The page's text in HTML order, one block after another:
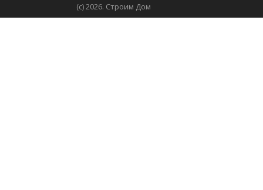
(с) 2026. Строим Дом